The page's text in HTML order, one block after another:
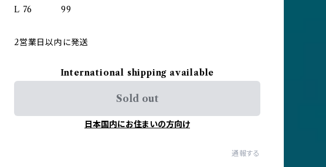
L 76 99
2営業日以内に発送
International shipping available
Sold out
日本国内にお住まいの方向け
通報する